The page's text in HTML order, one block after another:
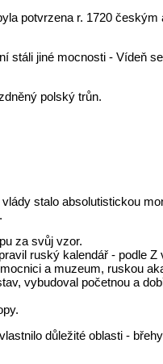
potvrzena r. 1720 českým
stáli jiné mocnosti - Vídeň
polský trůn.
stalo absolutistickou
za svůj vzor.
ruský kalendář - podle Z
a muzeum, ruskou
vybudoval početnou a
důležité oblasti -